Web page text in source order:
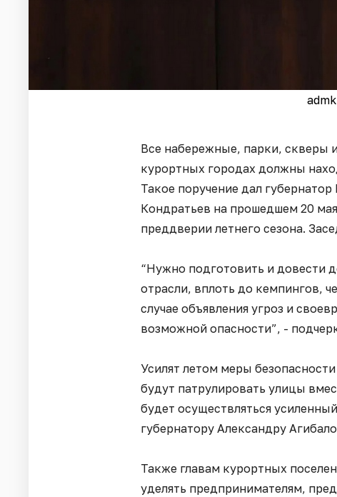
Все набережные, парки, скверы
курортных городах должны
Такое поручение дал
Кондратьев на прошедшем 20
преддверии летнего сезона.
“Нужно подготовить и довести
отрасли, вплоть до кемпингов,
случае объявления угроз и
возможной опасности”, -
Усилят летом меры
будут патрулировать улицы
будет осуществляться
губернатору Александру
Также главам курортных
уделять предпринимателям,